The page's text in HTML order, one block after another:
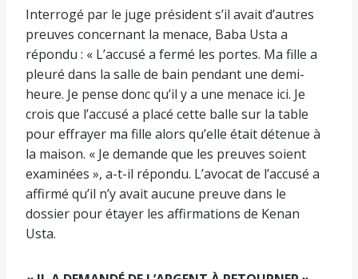
Interrogé par le juge président s’il avait d’autres
preuves concernant la menace, Baba Usta a
répondu : « L’accusé a fermé les portes. Ma fille a
pleuré dans la salle de bain pendant une demi-
heure. Je pense donc qu’il y a une menace ici. Je
crois que l’accusé a placé cette balle sur la table
pour effrayer ma fille alors qu’elle était détenue à
la maison. « Je demande que les preuves soient
examinées », a-t-il répondu. L’avocat de l’accusé a
affirmé qu’il n’y avait aucune preuve dans le
dossier pour étayer les affirmations de Kenan
Usta.